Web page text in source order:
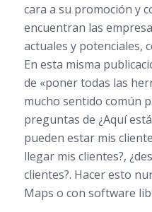
cara a su promoción y
encuentran las
actuales y potenciales,
En esta misma
de «poner todas las
mucho sentido común
preguntas de ¿Aquí
pueden estar mis
llegar mis clientes?,
clientes?. Hacer esto
Maps o con software